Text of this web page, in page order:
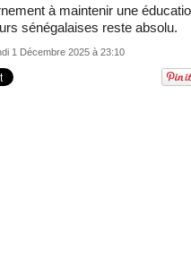
à maintenir une
sénégalaises reste absolu.
1 Décembre 2025 à 23:10